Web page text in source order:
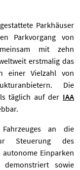
Parkhäuser
Parkvorgang von
mit zehn
erstmalig das
einer Vielzahl von
Die
täglich auf der IAA
an die
Steuerung des
autonome Einparken
sowie